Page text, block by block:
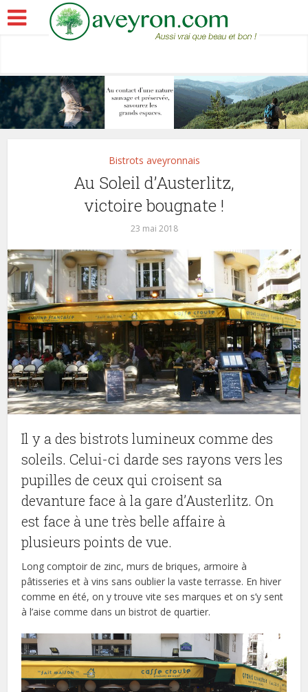
Bistrots aveyronnais
Au Soleil d’Austerlitz,
victoire bougnate !
23 mai 2018
Il y a des bistrots lumineux comme des
soleils. Celui-ci darde ses rayons vers les
pupilles de ceux qui croisent sa
devanture face à la gare d’Austerlitz. On
est face à une très belle affaire à
plusieurs points de vue.
Long comptoir de zinc, murs de briques, armoire à
pâtisseries et à vins sans oublier la vaste terrasse. En hiver
comme en été, on y trouve vite ses marques et on s’y sent
à l’aise comme dans un bistrot de quartier.